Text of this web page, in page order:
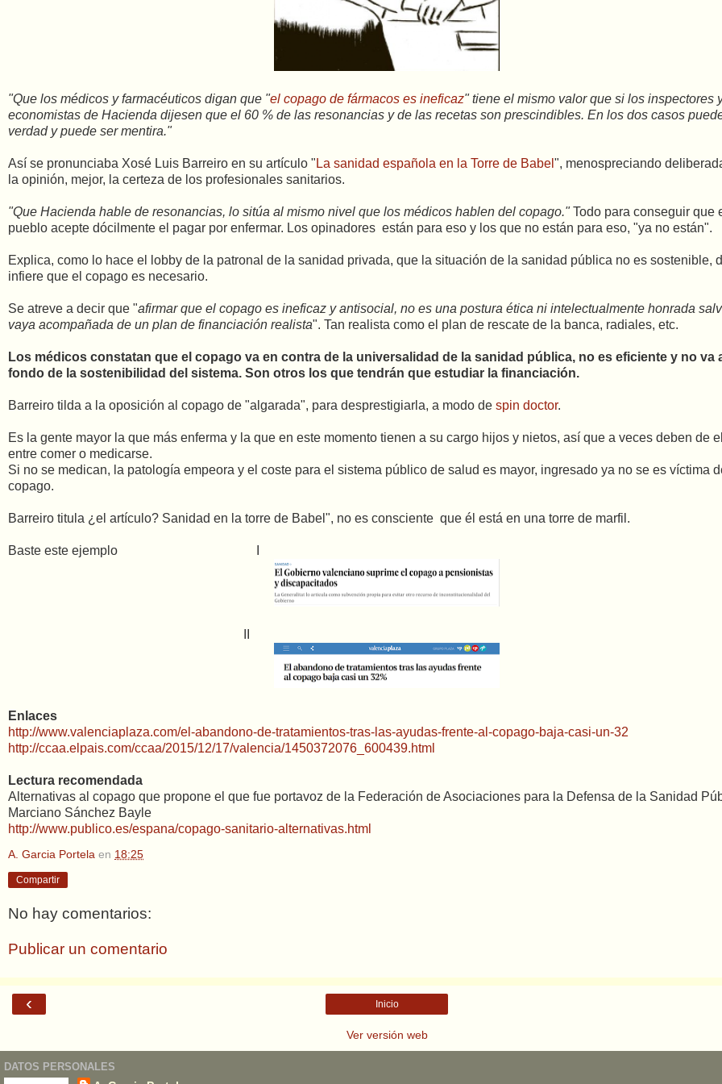
"Que los médicos y farmacéuticos digan que "el copago de fármacos es ineficaz" tiene el mismo valor que si los inspectores
economistas de Hacienda dijesen que el 60 % de las resonancias y de las recetas son prescindibles. En los dos casos
verdad y puede ser mentira."
Así se pronunciaba Xosé Luis Barreiro en su artículo " La sanidad española en la Torre de Babel ", menospreciando
la opinión, mejor, la certeza de los profesionales sanitarios.
"Que Hacienda hable de resonancias, lo sitúa al mismo nivel que los médicos hablen del copago."Todo para conseguir que
pueblo acepte dócilmente el pagar por enfermar. Los opinadores están para eso y los que no están para eso, "ya no están".
Explica, como lo hace el lobby de la patronal de la sanidad privada, que la situación de la sanidad pública no es sostenible,
infiere que el copago es necesario.
Se atreve a decir que "afirmar que el copago es ineficaz y antisocial, no es una postura ética ni intelectualmente honrada
vaya acompañada de un plan de financiación realista". Tan realista como el plan de rescate de la banca, radiales, etc.
Los médicos constatan que el copago va en contra de la universalidad de la sanidad pública, no es eficiente y no va
fondo de la sostenibilidad del sistema. Son otros los que tendrán que estudiar la financiación.
Barreiro tilda a la oposición al copago de "algarada", para desprestigiarla, a modo de spin doctor.
Es la gente mayor la que más enferma y la que en este momento tienen a su cargo hijos y nietos, así que a veces deben de
entre comer o medicarse.
Si no se medican, la patología empeora y el coste para el sistema público de salud es mayor, ingresado ya no se es víctima
copago.
Barreiro titula ¿el artículo? Sanidad en la torre de Babel", no es consciente que él está en una torre de marfil.
Baste este ejemplo I
Enlaces
http://www.valenciaplaza.com/el-abandono-de-tratamientos-tras-las-ayudas-frente-al-copago-baja-casi-un-32
http://ccaa.elpais.com/ccaa/2015/12/17/valencia/1450372076_600439.html
Lectura recomendada
Alternativas al copago que propone el que fue portavoz de la Federación de Asociaciones para la Defensa de la Sanidad
Marciano Sánchez Bayle
http://www.publico.es/espana/copago-sanitario-alternativas.html
A. Garcia Portela en 18:25
Compartir
No hay comentarios:
Publicar un comentario
‹ Inicio
Ver versión web
DATOS PERSONALES